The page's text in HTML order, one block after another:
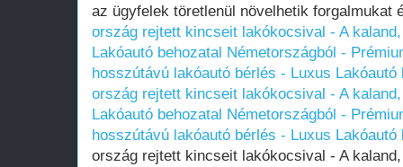
az ügyfelek töretlenül növelhetik forgalmukat
ország rejtett kincseit lakókocsival - A
Lakóautó behozatal Németországból -
hosszútávú lakóautó bérlés - Luxus
ország rejtett kincseit lakókocsival - A
Lakóautó behozatal Németországból -
hosszútávú lakóautó bérlés - Luxus
ország rejtett kincseit lakókocsival - A